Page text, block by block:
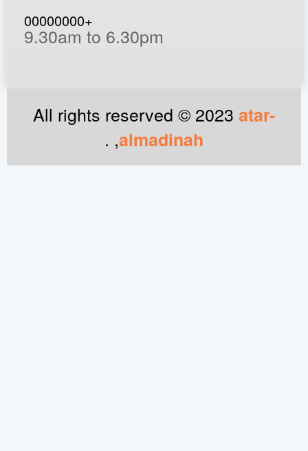
9.30am to 6.30pm
All rights reserved © 2023atar-
almadinah
, .